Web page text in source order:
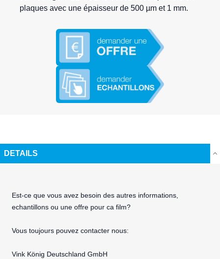
plaques avec une épaisseur de 500 µm et 1 mm.
DETAILS
Est-ce que vous avez besoin des autres informations,
echantillons ou une offre pour ca film?
Vous toujours pouvez contacter nous:
Vink König Deutschland GmbH